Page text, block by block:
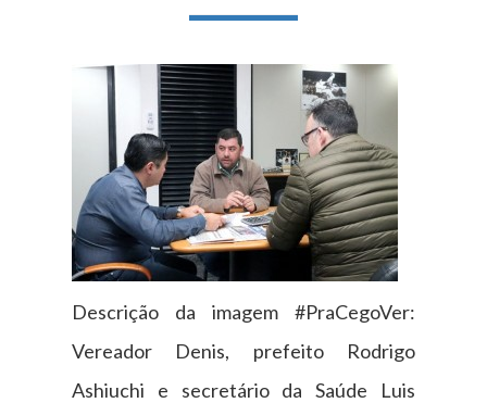
Descrição da imagem #PraCegoVer:
Vereador Denis, prefeito Rodrigo
Ashiuchi e secretário da Saúde Luis